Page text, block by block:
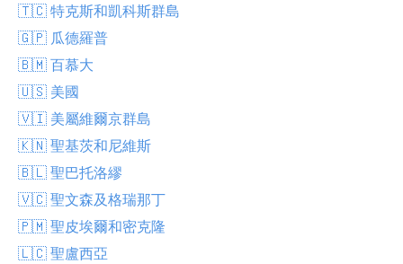
🇹🇨 特克斯和凱科斯群島
🇬🇵 瓜德羅普
🇧🇲 百慕大
🇺🇸 美國
🇻🇮 美屬維爾京群島
🇰🇳 聖基茨和尼維斯
🇧🇱 聖巴托洛繆
🇻🇨 聖文森及格瑞那丁
🇵🇲 聖皮埃爾和密克隆
🇱🇨 聖盧西亞